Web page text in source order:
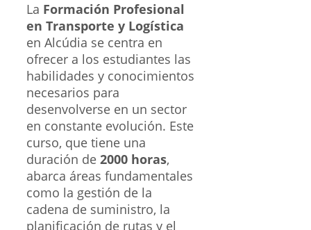
La Formación Profesional
en Transporte y Logística
en Alcúdia se centra en
ofrecer a los estudiantes las
habilidades y conocimientos
necesarios para
desenvolverse en un sector
en constante evolución. Este
curso, que tiene una
duración de 2000 horas,
abarca áreas fundamentales
como la gestión de la
cadena de suministro, la
planificación de rutas y el